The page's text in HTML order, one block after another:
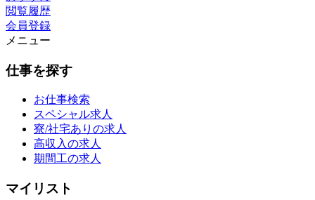
閲覧履歴
会員登録
メニュー
仕事を探す
お仕事検索
スペシャル求人
寮/社宅ありの求人
高収入の求人
期間工の求人
マイリスト